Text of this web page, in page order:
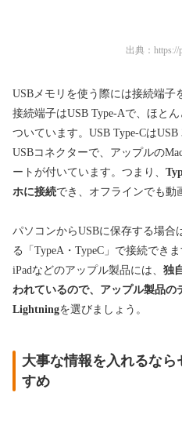
出典： https://
USBメモリを使う際には接続端子
接続端子はUSB Type-Aで、ほと
ついています。USB Type-Cは
USBコネクターで、アップルの
ートが付いています。つまり、
ホに接続でき、オフラインでも動
パソコンからUSBに保存する場合
る「TypeA・TypeC」で接続でき
iPadなどのアップル製品には、 独
われているので、アップル製品の
Lightningを選びましょう。
大事な情報を入れるな
すめ